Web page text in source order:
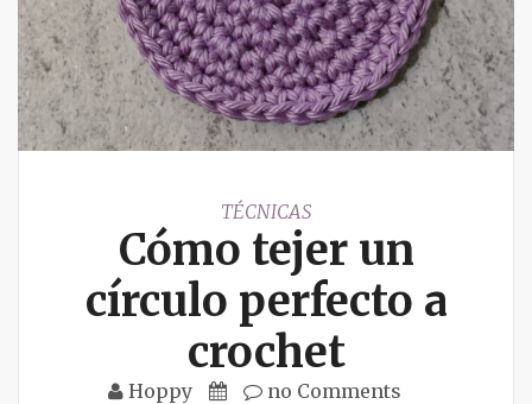
TÉCNICAS
Cómo tejer un
círculo perfecto a
crochet
Hoppy no Comments